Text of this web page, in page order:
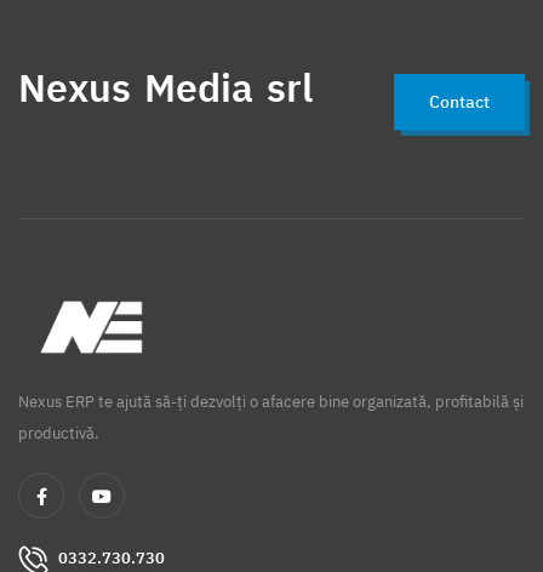
Nexus Media srl Contact
Nexus ERP te ajută să-ți dezvolți o afacere bine organizată, profitabilă și
productivă.
0332.730.730